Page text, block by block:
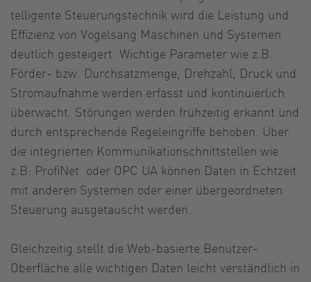
telli­gente Steuerungstechnik wird die Leistung und
Effi­zienz von Vogelsang Maschinen und Systemen
deutlich gestei­gert. Wichtige Parameter wie z.B.
Förder- bzw. Durchsatzmenge, Drehzahl, Druck und
Stromaufnahme werden erfasst und kontinuierlich
überwacht. Störungen werden frühzeitig erkannt und
durch entsprechende Regeleingriffe behoben. Über
die integrierten Kommunikationschnittstellen wie
z.B: ProfiNet oder OPC UA können Daten in Echtzeit
mit anderen Systemen oder einer übergeordneten
Steuerung ausgetauscht werden.
Gleichzeitig stellt die Web-basierte Benutzer-
Oberfläche alle wichtigen Daten leicht verständlich in